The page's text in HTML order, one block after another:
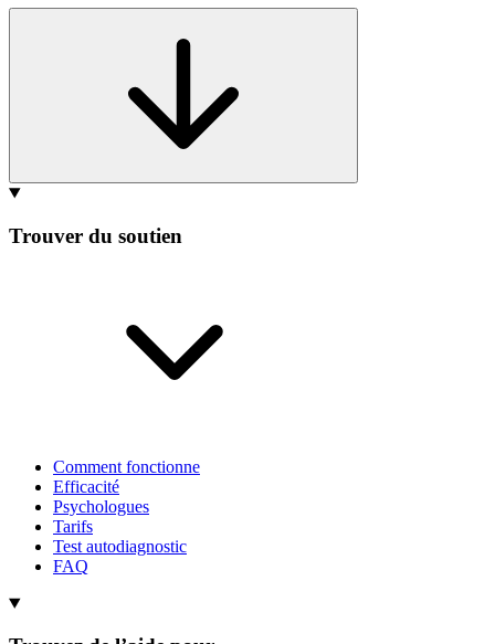
Trouver du soutien
Comment fonctionne
Efficacité
Psychologues
Tarifs
Test autodiagnostic
FAQ